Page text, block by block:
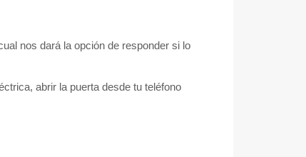
nos dará la opción de responder si lo
abrir la puerta desde tu teléfono